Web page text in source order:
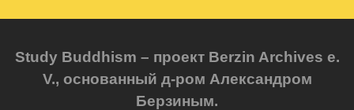
Study Buddhism – проект Berzin Archives e.
V., основанный д-ром Александром
Берзиным.